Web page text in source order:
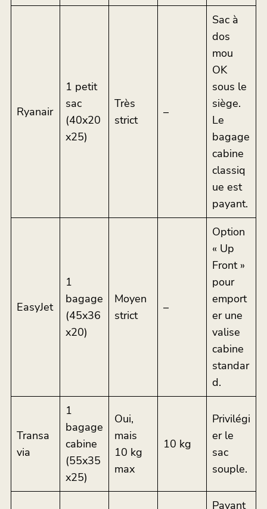
Ryanair
1 petit
sac
(40x20
x25)
Très
strict
–
Sac à
dos
mou
OK
sous le
siège.
Le
bagage
cabine
classiq
ue est
payant.
EasyJet
1
bagage
(45x36
x20)
Moyen
strict
–
Option
« Up
Front »
pour
emport
er une
valise
cabine
standar
d.
Transa
via
1
bagage
cabine
(55x35
x25)
Oui,
mais
10 kg
max
10 kg
Privilégi
er le
sac
souple.
Payant